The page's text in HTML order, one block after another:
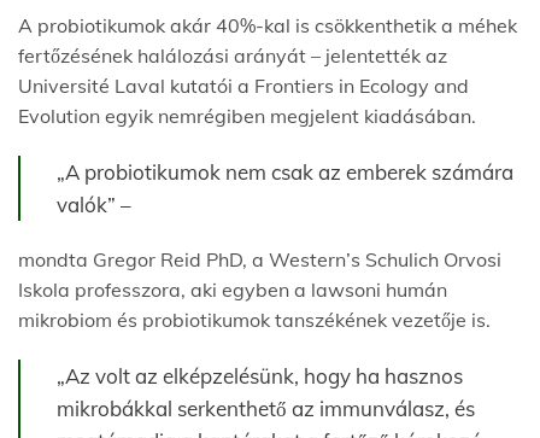
A probiotikumok akár 40%-kal is csökkenthetik a méhek
fertőzésének halálozási arányát – jelentették az
Université Laval kutatói a Frontiers in Ecology and
Evolution egyik nemrégiben megjelent kiadásában.
„A probiotikumok nem csak az emberek számára
valók” –
mondta Gregor Reid PhD, a Western’s Schulich Orvosi
Iskola professzora, aki egyben a lawsoni humán
mikrobiom és probiotikumok tanszékének vezetője is.
„Az volt az elképzelésünk, hogy ha hasznos
mikrobákkal serkenthető az immunválasz, és